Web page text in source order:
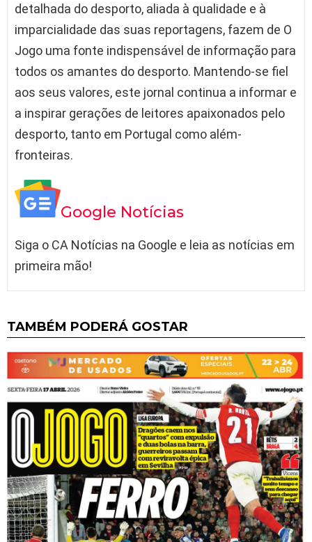
detalhada do desporto, aliada à qualidade e à
imparcialidade das suas reportagens, fazem de O
Jogo uma fonte indispensável de informação para
todos os amantes do desporto. Mantendo-se fiel
aos seus valores, este jornal continua a informar e
a inspirar gerações de leitores apaixonados pelo
desporto, tanto em Portugal como além-
fronteiras.
Google Notícias
Siga o CA Notícias na Google e leia as notícias em
primeira mão!
TAMBÉM PODERÁ GOSTAR